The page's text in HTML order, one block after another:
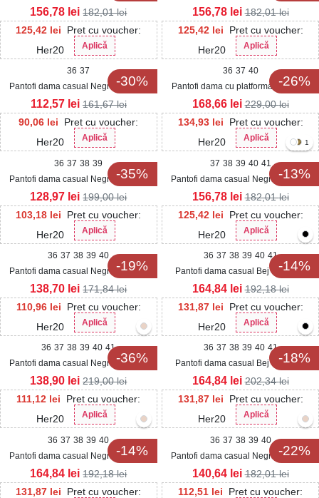
Ecologica Akeria
125,42 lei
Pret cu voucher:
Her20
Aplică
156,78 lei 182,01lei
Ecologica Akeria
125,42 lei
Pret cu voucher:
Her20
Aplică
156,78 lei 182,01lei
-30%
36 37
Pantofi dama casual Negri din Piele
Ecologica Dalice
90,06 lei
Pret cu voucher:
Her20
Aplică
112,57 lei 161,67lei
-26%
36 37 40
Pantofi dama cu platforma Maro din
Piele Ecologica Intoarsa Anaiya
134,93 lei
Pret cu voucher:
Her20
Aplică
168,66 lei 229,00lei
-35%
36 37 38 39
Pantofi dama casual Negri din Piele
Ecologica Intoarsa Alison2
103,18 lei
Pret cu voucher:
Her20
Aplică
128,97 lei 199,00lei
-13%
1
37 38 39 40 41
Pantofi dama casual Negri din Piele
Ecologica Akeria
125,42 lei
Pret cu voucher:
Her20
Aplică
156,78 lei 182,01lei
-19%
36 37 38 39 40
Pantofi dama casual Negri din Piele
Ecologica Lacuita Valerie
110,96 lei
Pret cu voucher:
Her20
Aplică
138,70 lei 171,84lei
-14%
36 37 38 39 40 41
Pantofi dama casual Bej din Piele
Ecologica Almira
131,87 lei
Pret cu voucher:
Her20
Aplică
164,84 lei 192,18lei
-36%
36 37 38 39 40 41
Pantofi dama casual Negri din Piele
Ecologica Saybrie
111,12 lei
Pret cu voucher:
Her20
Aplică
138,90 lei 219,00lei
-18%
36 37 38 39 40 41
Pantofi dama casual Bej din Piele
Ecologica Lacuita Safire
131,87 lei
Pret cu voucher:
Her20
Aplică
164,84 lei 202,34lei
-14%
36 37 38 39 40
Pantofi dama casual Negri din Piele
Ecologica Almira
131,87 lei
Pret cu voucher:
164,84 lei 192,18lei
-22%
36 37 38 39 40
Pantofi dama casual Negri din Piele
Ecologica Zahia
112,51 lei
Pret cu voucher:
140,64 lei 182,01lei